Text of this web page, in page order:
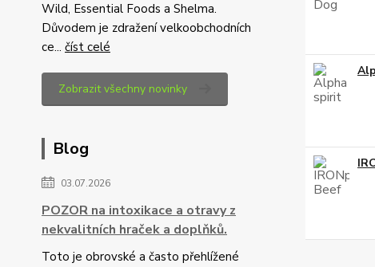
Wild, Essential Foods a Shelma.
Důvodem je zdražení velkoobchodních
ce... číst celé
Zobrazit všechny novinky
Blog
03.07.2026
POZOR na intoxikace a otravy z
nekvalitních hraček a doplňků.
Toto je obrovské a často přehlížené